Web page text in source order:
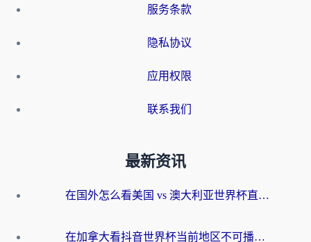
服务条款
隐私协议
应用权限
联系我们
最新资讯
在国外怎么看美国 vs 澳大利亚世界杯直播？海外党必藏的中文解说观赛指南
在加拿大看抖音世界杯当前地区不可播放？海外党体育观赛终极指南